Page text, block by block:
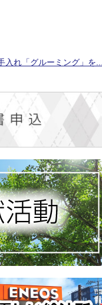
入れ「グルーミング」を